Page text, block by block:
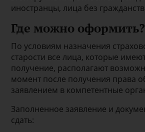
иностранцы, лица без
Где можно оформить?
По условиям назначения
старости все лица, которые
получение, располагают
момент после получения права
заявлением в компетентные
Заполненное заявление и
сдать: